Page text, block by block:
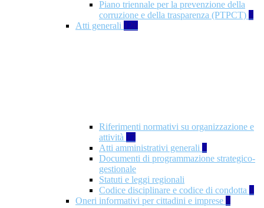
Piano triennale per la prevenzione della
corruzione e della trasparenza (PTPCT) 2
Atti generali 126
Riferimenti normativi su organizzazione e
attività 77
Atti amministrativi generali 3
Documenti di programmazione strategico-
gestionale
Statuti e leggi regionali
Codice disciplinare e codice di condotta 1
Oneri informativi per cittadini e imprese 8